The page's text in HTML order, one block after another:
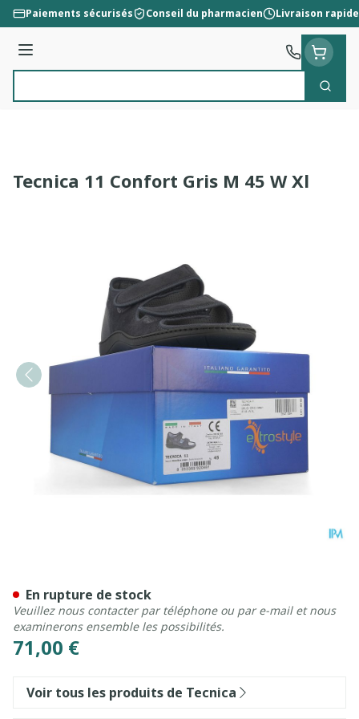
Aller au contenu
Paiements sécurisés Conseil du pharmacien Livraison rapide
Menu
Tecnica 11 Confort Gris M 45 W Xl
71,00 €
En rupture de stock
Veuillez nous contacter par téléphone ou par e-mail et nous
examinerons ensemble les possibilités.
Voir tous les produits de Tecnica